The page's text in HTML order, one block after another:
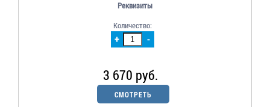
Реквизиты
+ -
Количество:
3 670 руб.
СМОТРЕТЬ